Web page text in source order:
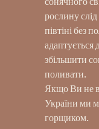
рослину
півтіні без
збільшити
поливати.
Якщо Ви не
України ми
горщиком.